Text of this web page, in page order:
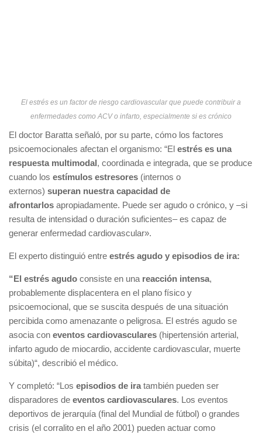
El estrés es un factor de riesgo cardiovascular que puede contribuir a
enfermedades como ACV o infarto, especialmente si es crónico
El doctor Baratta señaló, por su parte, cómo los factores
psicoemocionales afectan el organismo: “El estrés es una
respuesta multimodal, coordinada e integrada, que se produce
cuando los estímulos estresores (internos o
externos) superan nuestra capacidad de
afrontarlos apropiadamente. Puede ser agudo o crónico, y –si
resulta de intensidad o duración suficientes– es capaz de
generar enfermedad cardiovascular».
El experto distinguió entre estrés agudo y episodios de ira:
“El estrés agudo consiste en una reacción intensa,
probablemente displacentera en el plano físico y
psicoemocional, que se suscita después de una situación
percibida como amenazante o peligrosa. El estrés agudo se
asocia con eventos cardiovasculares (hipertensión arterial,
infarto agudo de miocardio, accidente cardiovascular, muerte
súbita)“, describió el médico.
Y completó: “Los episodios de ira también pueden ser
disparadores de eventos cardiovasculares. Los eventos
deportivos de jerarquía (final del Mundial de fútbol) o grandes
crisis (el corralito en el año 2001) pueden actuar como